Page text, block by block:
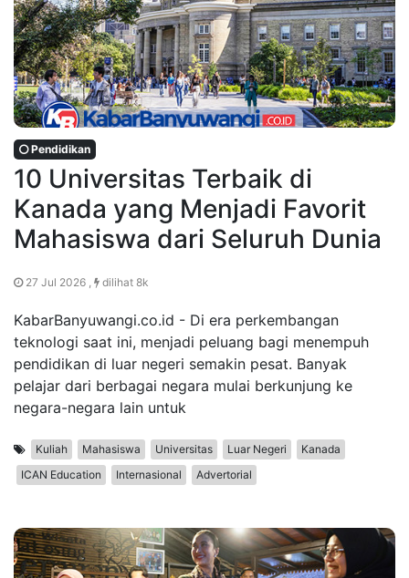
Pendidikan
10 Universitas Terbaik di
Kanada yang Menjadi Favorit
Mahasiswa dari Seluruh Dunia
27 Jul 2026 , dilihat 8k
KabarBanyuwangi.co.id - Di era perkembangan
teknologi saat ini, menjadi peluang bagi menempuh
pendidikan di luar negeri semakin pesat. Banyak
pelajar dari berbagai negara mulai berkunjung ke
negara-negara lain untuk
Kuliah Mahasiswa Universitas Luar Negeri
Kanada
ICAN Education
Internasional Advertorial